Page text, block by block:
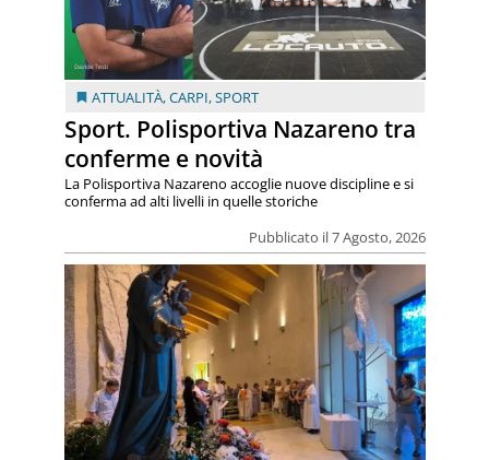
ATTUALITÀ,CARPI,SPORT
Sport. Polisportiva Nazareno tra
conferme e novità
Pubblicato il 7 Agosto, 2026
La Polisportiva Nazareno accoglie nuove discipline e si
conferma ad alti livelli in quelle storiche